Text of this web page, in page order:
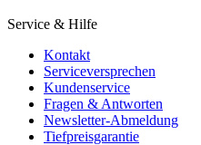
Service & Hilfe
Kontakt
Serviceversprechen
Kundenservice
Fragen & Antworten
Newsletter-Abmeldung
Tiefpreisgarantie